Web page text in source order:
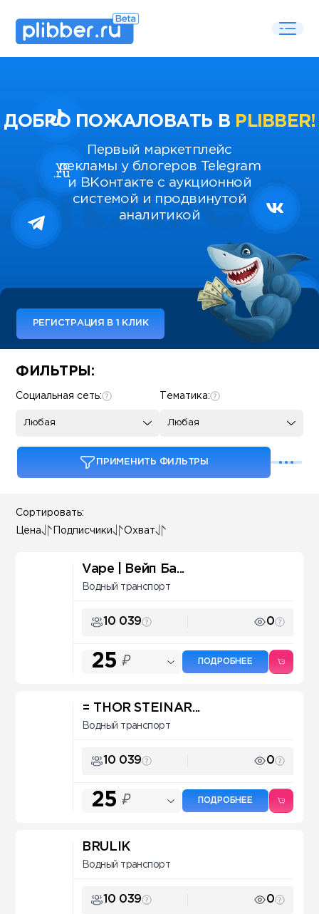
ДОБРО ПОЖАЛОВАТЬ В PLIBBER!
Первый маркетплейс
рекламы у блогеров Telegram
и ВКонтакте с аукционной
системой и продвинутой
аналитикой
РЕГИСТРАЦИЯ В 1 КЛИК
Some SEO Title
ФИЛЬТРЫ:
Тематика:
Любая
Социальная сеть:
Любая
ПРИМЕНИТЬ ФИЛЬТРЫ
Сортировать:
Цена Подписчики Охват
Vape | Вейп Ба...
Водный транспорт
10 039 0
25 ₽ ПОДРОБНЕЕ
= THOR STEINAR...
Водный транспорт
10 039 0
25 ₽ ПОДРОБНЕЕ
BRULIK
Водный транспорт
10 039 0